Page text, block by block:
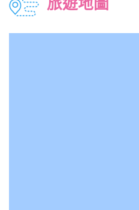
旅遊地圖